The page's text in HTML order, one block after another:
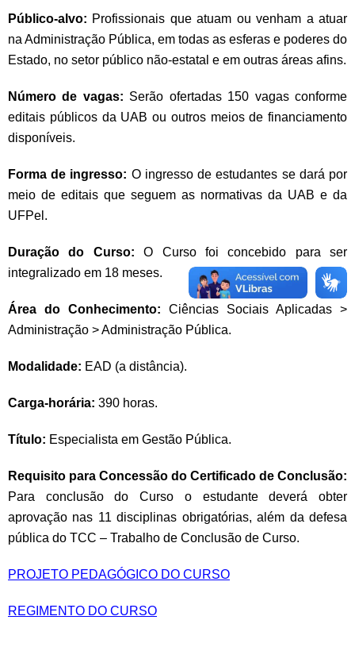
Público-alvo: Profissionais que atuam ou venham a atuar
na Administração Pública, em todas as esferas e poderes do
Estado, no setor público não-estatal e em outras áreas afins.
Número de vagas: Serão ofertadas 150 vagas conforme
editais públicos da UAB ou outros meios de financiamento
disponíveis.
Forma de ingresso: O ingresso de estudantes se dará por
meio de editais que seguem as normativas da UAB e da
UFPel.
Duração do Curso: O Curso foi concebido para ser
integralizado em 18 meses.
Área do Conhecimento: Ciências Sociais Aplicadas >
Administração > Administração Pública.
Modalidade: EAD (a distância).
Carga-horária: 390 horas.
Título: Especialista em Gestão Pública.
Requisito para Concessão do Certificado de Conclusão:
Para conclusão do Curso o estudante deverá obter
aprovação nas 11 disciplinas obrigatórias, além da defesa
pública do TCC – Trabalho de Conclusão de Curso.
PROJETO PEDAGÓGICO DO CURSO
REGIMENTO DO CURSO